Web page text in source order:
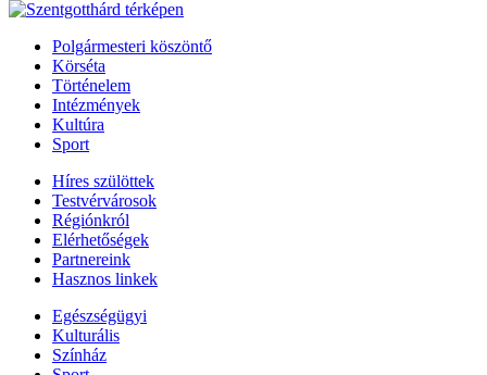
Polgármesteri köszöntő
Körséta
Történelem
Intézmények
Kultúra
Sport
Híres szülöttek
Testvérvárosok
Régiónkról
Elérhetőségek
Partnereink
Hasznos linkek
Egészségügyi
Kulturális
Színház